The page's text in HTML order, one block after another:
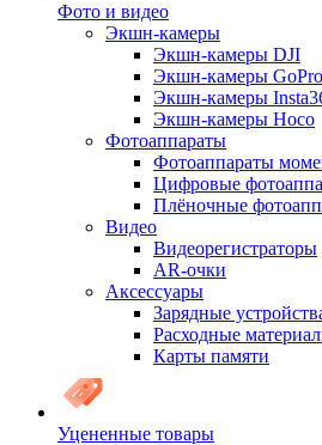
Фото и видео
Экшн-камеры
Экшн-камеры DJI
Экшн-камеры GoPro
Экшн-камеры
Экшн-камеры Hoco
Фотоаппараты
Фотоаппараты
Цифровые
Плёночные
Видео
Видеорегистраторы
AR-очки
Аксессуары
Зарядные
Расходные
Карты памяти
Уцененные товары